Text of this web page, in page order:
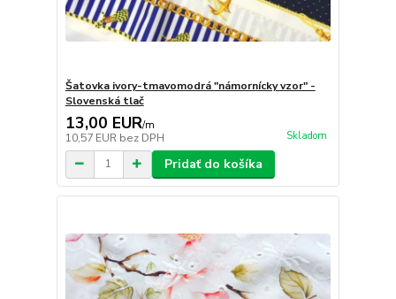
Šatovka ivory-tmavomodrá "námornícky vzor" -
Slovenská tlač
13,00 EUR/m
10,57 EUR bez DPH Skladom
Pridať do košíka